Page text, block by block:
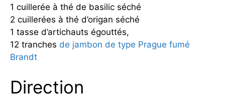
1 cuillerée à thé de basilic séché
2 cuillerées à thé d’origan séché
1 tasse d’artichauts égouttés,
12 tranches de jambon de type Prague fumé
Brandt
Direction